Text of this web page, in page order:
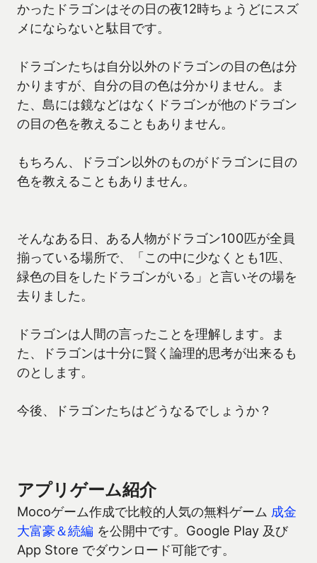
かったドラゴンはその日の夜12時ちょうどにスズ
メにならないと駄目です。
ドラゴンたちは自分以外のドラゴンの目の色は分
かりますが、自分の目の色は分かりません。ま
た、島には鏡などはなくドラゴンが他のドラゴン
の目の色を教えることもありません。
もちろん、ドラゴン以外のものがドラゴンに目の
色を教えることもありません。
そんなある日、ある人物がドラゴン100匹が全員
揃っている場所で、「この中に少なくとも1匹、
緑色の目をしたドラゴンがいる」と言いその場を
去りました。
ドラゴンは人間の言ったことを理解します。ま
た、ドラゴンは十分に賢く論理的思考が出来るも
のとします。
今後、ドラゴンたちはどうなるでしょうか？
アプリゲーム紹介
Mocoゲーム作成で比較的人気の無料ゲーム 成金
大富豪＆続編 を公開中です。Google Play 及び
App Store でダウンロード可能です。